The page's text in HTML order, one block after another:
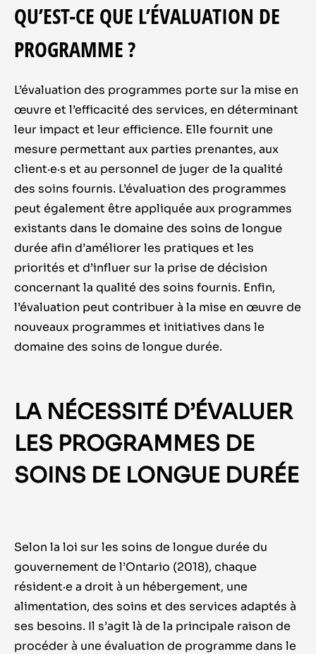
QU’EST-CE QUE L’ÉVALUATION DE
PROGRAMME ?
L’évaluation des programmes porte sur la mise en
œuvre et l’efficacité des services, en déterminant
leur impact et leur efficience. Elle fournit une
mesure permettant aux parties prenantes, aux
client·e·s et au personnel de juger de la qualité
des soins fournis. L’évaluation des programmes
peut également être appliquée aux programmes
existants dans le domaine des soins de longue
durée afin d’améliorer les pratiques et les
priorités et d’influer sur la prise de décision
concernant la qualité des soins fournis. Enfin,
l’évaluation peut contribuer à la mise en œuvre de
nouveaux programmes et initiatives dans le
domaine des soins de longue durée.
LA NÉCESSITÉ D’ÉVALUER
LES PROGRAMMES DE
SOINS DE LONGUE DURÉE
Selon la loi sur les soins de longue durée du
gouvernement de l’Ontario (2018), chaque
résident·e a droit à un hébergement, une
alimentation, des soins et des services adaptés à
ses besoins. Il s’agit là de la principale raison de
procéder à une évaluation de programme dans le